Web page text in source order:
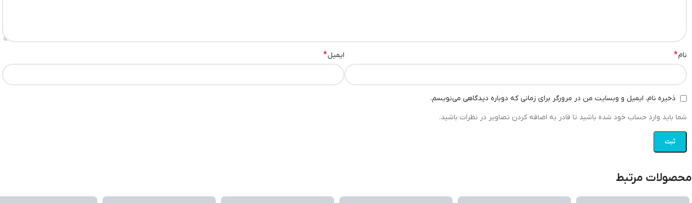
نام* ایمیل*
ذخیره نام، ایمیل و وبسایت من در مرورگر برای زمانی که دوباره دیدگاهی می‌نویسم.
شما باید وارد حساب خود شده باشید تا قادر به اضافه کردن تصاویر در نظرات باشید.
محصولات مرتبط